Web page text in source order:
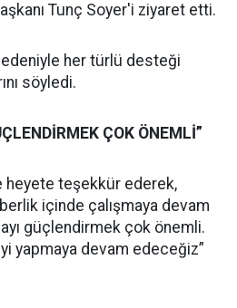
Tunç Soyer'i ziyaret etti.
her türlü desteği
söyledi.
ÇOK ÖNEMLİ”
heyete teşekkür ederek,
içinde çalışmaya devam
güçlendirmek çok önemli.
yapmaya devam edeceğiz”